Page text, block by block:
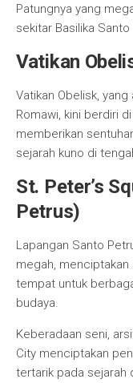
Patungnya yang
sekitar Basilika Santo
Vatikan
Vatikan Obelisk,
Romawi, kini berdiri
memberikan
sejarah kuno di
St. Peter’s
Petrus)
Lapangan Santo
megah, menciptakan
tempat untuk
budaya.
Keberadaan seni,
City menciptakan
tertarik pada sejarah